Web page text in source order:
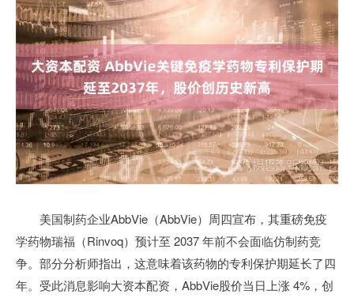
美国制药企业AbbVie（AbbVie）周四宣布，其重磅免疫
学药物瑞福（Rinvoq）预计至 2037 年前不会面临仿制药竞
争。部分分析师指出，这意味着该药物的专利保护期延长了四
年。受此消息影响大资本配资，AbbVie股价当日上涨 4%，创